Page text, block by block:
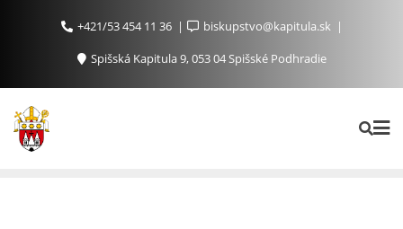
+421/53 454 11 36
biskupstvo@kapitula.sk
Spišská Kapitula 9, 053 04 Spišské Podhradie